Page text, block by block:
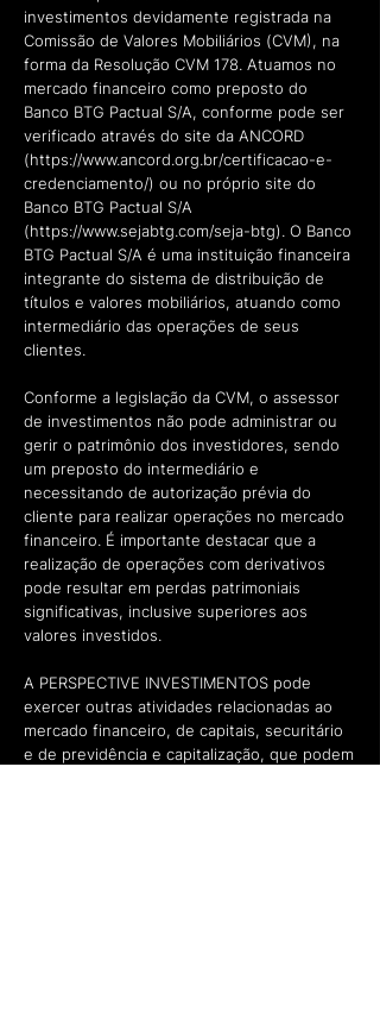
investimentos devidamente registrada na
Comissão de Valores Mobiliários (CVM), na
forma da Resolução CVM 178. Atuamos no
mercado financeiro como preposto do
Banco BTG Pactual S/A, conforme pode ser
verificado através do site da ANCORD
(https://www.ancord.org.br/certificacao-e-
credenciamento/) ou no próprio site do
Banco BTG Pactual S/A
(https://www.sejabtg.com/seja-btg). O Banco
BTG Pactual S/A é uma instituição financeira
integrante do sistema de distribuição de
títulos e valores mobiliários, atuando como
intermediário das operações de seus
clientes.
Conforme a legislação da CVM, o assessor
de investimentos não pode administrar ou
gerir o patrimônio dos investidores, sendo
um preposto do intermediário e
necessitando de autorização prévia do
cliente para realizar operações no mercado
financeiro. É importante destacar que a
realização de operações com derivativos
pode resultar em perdas patrimoniais
significativas, inclusive superiores aos
valores investidos.
A PERSPECTIVE INVESTIMENTOS pode
exercer outras atividades relacionadas ao
mercado financeiro, de capitais, securitário
e de previdência e capitalização, que podem